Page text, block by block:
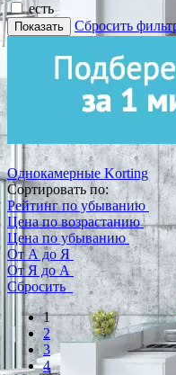
есть
Показать Сбросить
Однокамерные Korting
Сортировать по:
Рейтинг по убыванию
Цена по возрастанию
Цена по убыванию
От А до Я
От Я до А
Сбросить
1
2
3
4